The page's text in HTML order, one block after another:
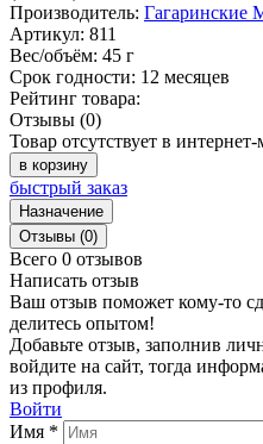
Производитель: Гагаринские
Артикул: 811
Вес/объём: 45 г
Срок годности: 12 месяцев
Рейтинг товара:
Отзывы (0)
Товар отсутствует в интернет-
в корзину
быстрый заказ
Назначение
Отзывы (0)
Всего 0 отзывов
Написать отзыв
Ваш отзыв поможет кому-то
делитесь опытом!
Добавьте отзыв, заполнив
войдите на сайт, тогда
из профиля.
Войти
Имя *